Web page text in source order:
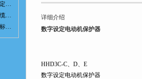
全自动电缆热补机可设定定时功能，实现自动化热补
矿用电缆热补机：实现电缆故障修复的高效装置
全自动电缆压号机：迅速标识电缆的利器
详细介绍
数字设定电动机保护器
HHD3C-C、D、E
数字设定电动机保护器